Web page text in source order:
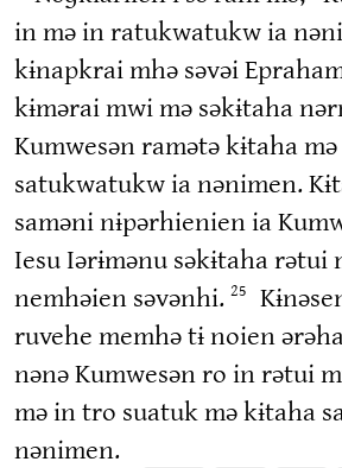
in mə in ratukwatukw ia
kɨnapkrai mhə səvəi
kɨmərai mwi mə səkɨtaha
Kumwesən ramətə kɨtaha
satukwatukw ia nənimen.
saməni nɨpərhienien ia
Iesu Iərɨmənu səkɨtaha rətui
nemhəien səvənhi. 25
ruvehe memhə tɨ noien
nənə Kumwesən ro in rətui
mə in tro suatuk mə kɨtaha
nənimen.